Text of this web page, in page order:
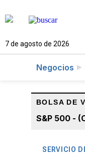
7 de agosto de 2026
Negocios
BOLSA DE
S&P 500 -
SERVICIO